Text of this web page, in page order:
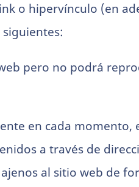
o hipervínculo (en
pero no podrá
en cada momento,
a través de
al sitio web de